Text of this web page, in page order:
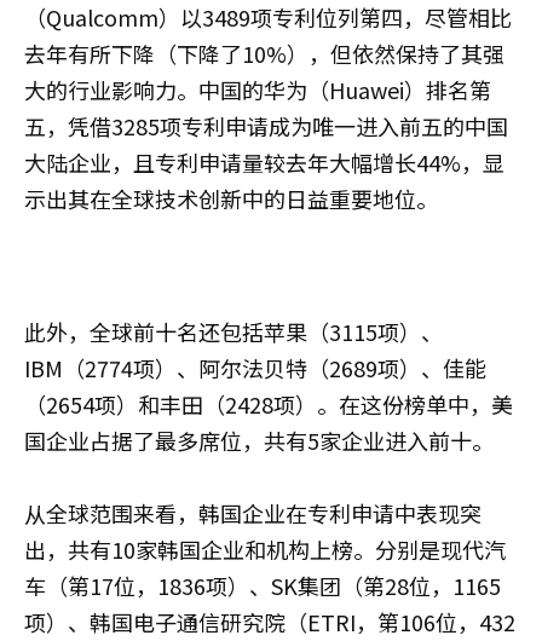
（Qualcomm）以3489项专利位列第四，尽管相比
去年有所下降（下降了10%），但依然保持了其强
大的行业影响力。中国的华为（Huawei）排名第
五，凭借3285项专利申请成为唯一进入前五的中国
大陆企业，且专利申请量较去年大幅增长44%，显
示出其在全球技术创新中的日益重要地位。
此外，全球前十名还包括苹果（3115项）、
IBM（2774项）、阿尔法贝特（2689项）、佳能
（2654项）和丰田（2428项）。在这份榜单中，美
国企业占据了最多席位，共有5家企业进入前十。
从全球范围来看，韩国企业在专利申请中表现突
出，共有10家韩国企业和机构上榜。分别是现代汽
车（第17位，1836项）、SK集团（第28位，1165
项）、韩国电子通信研究院（ETRI，第106位，432